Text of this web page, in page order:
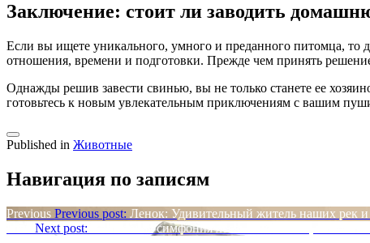
Заключение: стоит ли заводить
Если вы ищете уникального, умного и преданного питомца, то
отношения, времени и подготовки. Прежде чем принять
Однажды решив завести свинью, вы не только станете ее
готовьтесь к новым увлекательным приключениям с вашим
Published in Животные
Навигация по записям
Previous Previous post: Ленок: Удивительный житель наших рек и
Next post: Волшебная симфония леса: Пение птиц и его